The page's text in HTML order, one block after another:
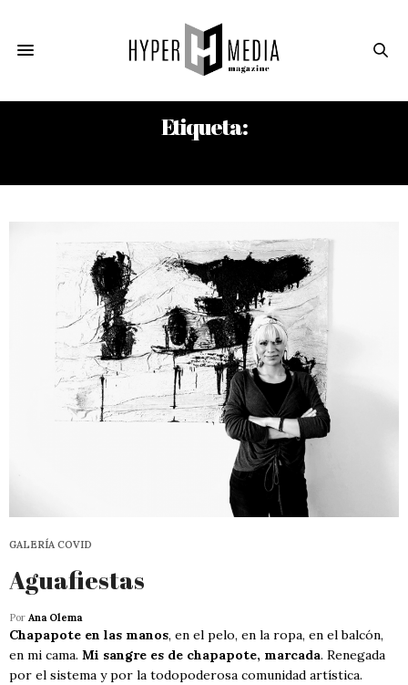
Etiqueta:
GALERÍA COVID
Aguafiestas
Por Ana Olema
Chapapote en las manos, en el pelo, en la ropa, en el balcón,
en mi cama. Mi sangre es de chapapote, marcada. Renegada
por el sistema y por la todopoderosa comunidad artística.